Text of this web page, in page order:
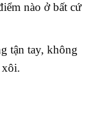
nào ở bất cứ
tận tay, không
xôi.